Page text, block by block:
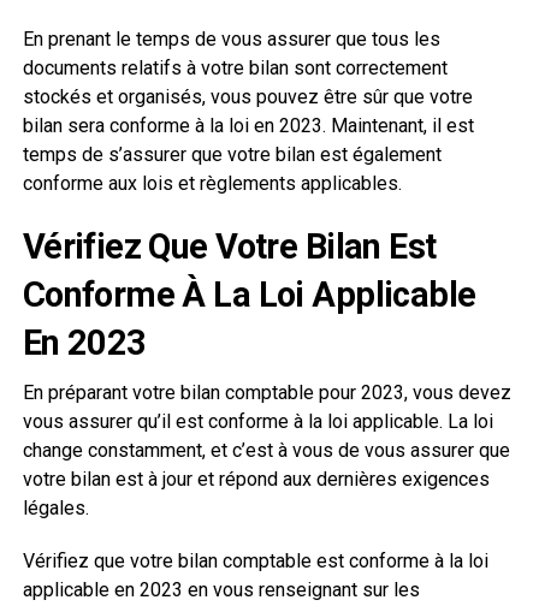
En prenant le temps de vous assurer que tous les
documents relatifs à votre bilan sont correctement
stockés et organisés, vous pouvez être sûr que votre
bilan sera conforme à la loi en 2023. Maintenant, il est
temps de s’assurer que votre bilan est également
conforme aux lois et règlements applicables.
Vérifiez Que Votre Bilan Est
Conforme À La Loi Applicable
En 2023
En préparant votre bilan comptable pour 2023, vous devez
vous assurer qu’il est conforme à la loi applicable. La loi
change constamment, et c’est à vous de vous assurer que
votre bilan est à jour et répond aux dernières exigences
légales.
Vérifiez que votre bilan comptable est conforme à la loi
applicable en 2023 en vous renseignant sur les